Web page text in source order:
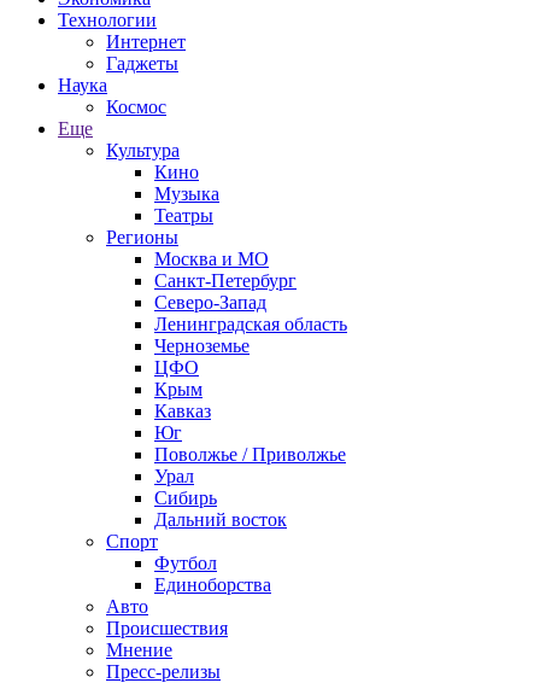
Технологии
Интернет
Гаджеты
Наука
Космос
Еще
Культура
Кино
Музыка
Театры
Регионы
Москва и МО
Санкт-Петербург
Северо-Запад
Ленинградская область
Черноземье
ЦФО
Крым
Кавказ
Юг
Поволжье / Приволжье
Урал
Сибирь
Дальний восток
Спорт
Футбол
Единоборства
Авто
Происшествия
Мнение
Пресс-релизы